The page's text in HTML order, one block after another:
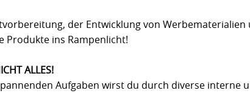
der Entwicklung von
Produkte ins Rampenlicht!
ALLES!
Aufgaben wirst du durch diverse interne